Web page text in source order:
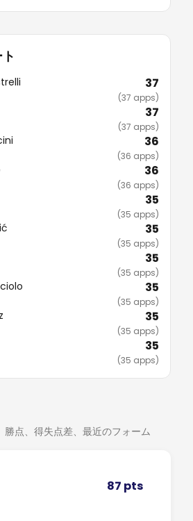
37
(37 apps)
37
(37 apps)
36
(36 apps)
36
(36 apps)
35
(35 apps)
35
(35 apps)
35
(35 apps)
35
(35 apps)
35
(35 apps)
35
(35 apps)
点、得失点差、最近のフォーム
87 pts